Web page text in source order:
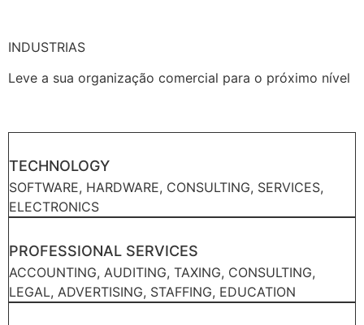
INDUSTRIAS
Leve a sua organização comercial para o próximo nível
TECHNOLOGY
SOFTWARE, HARDWARE, CONSULTING, SERVICES,
ELECTRONICS
PROFESSIONAL SERVICES
ACCOUNTING, AUDITING, TAXING, CONSULTING,
LEGAL, ADVERTISING, STAFFING, EDUCATION